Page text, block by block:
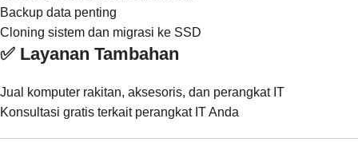
Backup data penting
Cloning sistem dan migrasi ke SSD
✅ Layanan Tambahan
Jual komputer rakitan, aksesoris, dan perangkat IT
Konsultasi gratis terkait perangkat IT Anda